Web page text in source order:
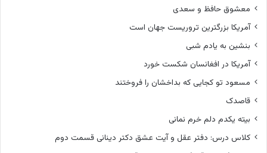
معشوق حافظ و سعدی
آمریکا بزرگترین تروریست جهان است
بنشین به یادم شبی
آمریکا در افغانسان شکست خورد
مسعود تو کجایی که بداخشان را فروختند
قاصدک
بیته یکدم دلم خرم نمانی
کلاس درس: دفتر عقل و آیت عشق دکتر دینانی قسمت دوم